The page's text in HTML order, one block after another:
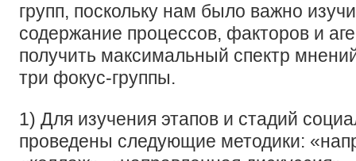
групп, поскольку нам было важно
содержание процессов, факторов и
получить максимальный спектр
три фокус-группы.
1) Для изучения этапов и стадий
проведены следующие методики: